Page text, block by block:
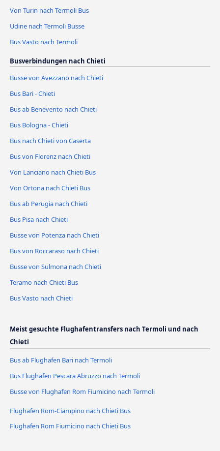
Von Turin nach Termoli Bus
Udine nach Termoli Busse
Bus Vasto nach Termoli
Busverbindungen nach Chieti
Busse von Avezzano nach Chieti
Bus Bari - Chieti
Bus ab Benevento nach Chieti
Bus Bologna - Chieti
Bus nach Chieti von Caserta
Bus von Florenz nach Chieti
Von Lanciano nach Chieti Bus
Von Ortona nach Chieti Bus
Bus ab Perugia nach Chieti
Bus Pisa nach Chieti
Busse von Potenza nach Chieti
Bus von Roccaraso nach Chieti
Busse von Sulmona nach Chieti
Teramo nach Chieti Bus
Bus Vasto nach Chieti
Meist gesuchte Flughafentransfers nach Termoli und nach
Chieti
Bus ab Flughafen Bari nach Termoli
Bus Flughafen Pescara Abruzzo nach Termoli
Busse von Flughafen Rom Fiumicino nach Termoli
Flughafen Rom-Ciampino nach Chieti Bus
Flughafen Rom Fiumicino nach Chieti Bus